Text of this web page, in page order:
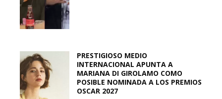
PRESTIGIOSO MEDIO
INTERNACIONAL APUNTA A
MARIANA DI GIROLAMO COMO
POSIBLE NOMINADA A LOS PREMIOS
OSCAR 2027